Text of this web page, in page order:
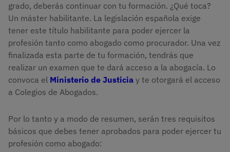
grado, deberás continuar con tu formación. ¿Qué toca?
Un máster habilitante. La legislación española exige
tener este título habilitante para poder ejercer la
profesión tanto como abogado como procurador. Una vez
finalizada esta parte de tu formación, tendrás que
realizar un examen que te dará acceso a la abogacía. Lo
convoca el Ministerio de Justicia y te otorgará el acceso
a Colegios de Abogados.
Por lo tanto y a modo de resumen, serán tres requisitos
básicos que debes tener aprobados para poder ejercer tu
profesión como abogado: